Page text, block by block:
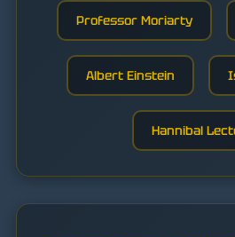
Professor Moriarty
Albert Einstein
Hannibal